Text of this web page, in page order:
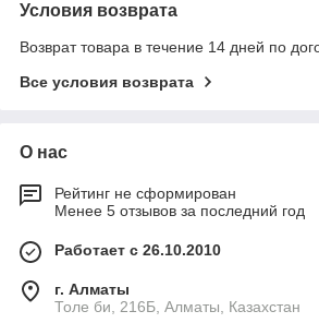
Условия возврата
Возврат товара в течение 14 дней по
Все условия возврата
О нас
Рейтинг не сформирован
Менее 5 отзывов за последний год
Работает с 26.10.2010
г. Алматы
Толе би, 216Б, Алматы, Казахстан